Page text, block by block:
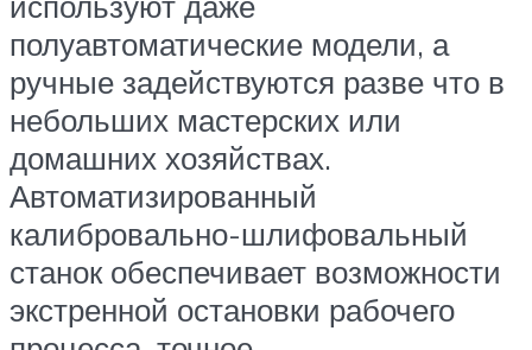
полуавтоматические модели, а
ручные задействуются разве что в
небольших мастерских или
домашних хозяйствах.
Автоматизированный
калибровально-шлифовальный
станок обеспечивает возможности
экстренной остановки рабочего